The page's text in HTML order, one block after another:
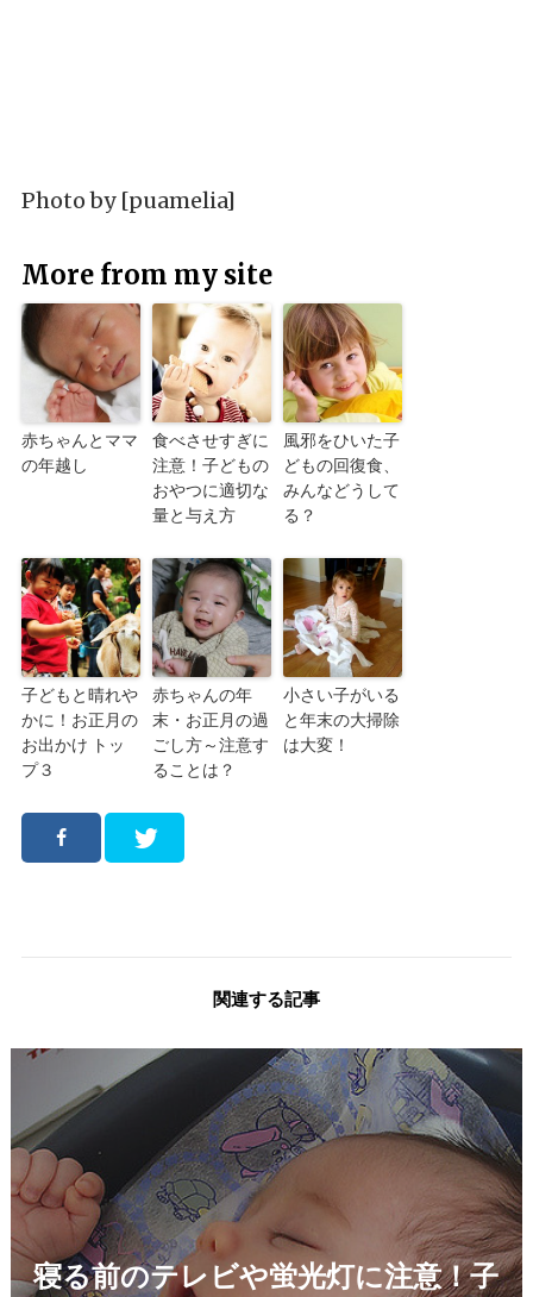
Photo by [puamelia]
More from my site
赤ちゃんとママ
の年越し
食べさせすぎに
注意！子どもの
おやつに適切な
量と与え方
風邪をひいた子
どもの回復食、
みんなどうして
る？
子どもと晴れや
かに！お正月の
お出かけ トッ
プ３
赤ちゃんの年
末・お正月の過
ごし方～注意す
ることは？
小さい子がいる
と年末の大掃除
は大変！
関連する記事
寝る前のテレビや蛍光灯に注意！子